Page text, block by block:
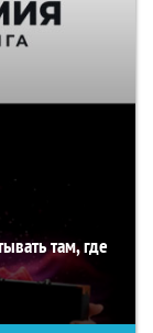
там, где